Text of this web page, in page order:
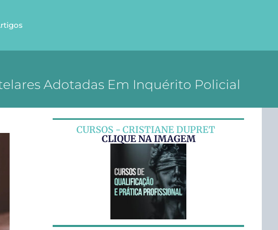
Adotadas Em Inquérito Policial
CURSOS - CRISTIANE DUPRET
CLIQUE NA IMAGEM